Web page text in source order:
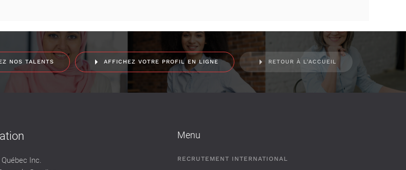
NOS TALENTS AFFICHEZ VOTRE PROFIL EN LIGNE RETOUR À L'ACCUEIL
Inc.
Menu
RECRUTEMENT INTERNATIONAL